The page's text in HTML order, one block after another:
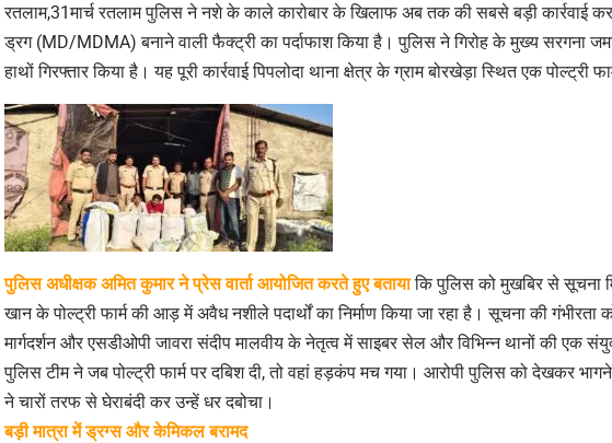
रतलाम,31मार्च रतलाम पुलिस ने नशे के काले कारोबार के खिलाफ अब तक की सबसे बड़ी कार्रवाई
ड्रग (MD/MDMA) बनाने वाली फैक्ट्री का पर्दाफाश किया है। पुलिस ने गिरोह के मुख्य सरगना
हाथों गिरफ्तार किया है। यह पूरी कार्रवाई पिपलोदा थाना क्षेत्र के ग्राम बोरखेड़ा स्थित एक पोल्ट्री
पुलिस अधीक्षक अमित कुमार ने प्रेस वार्ता आयोजित करते हुए बतायाकि पुलिस को मुखबिर से सूचना
खान के पोल्ट्री फार्म की आड़ में अवैध नशीले पदार्थों का निर्माण किया जा रहा है। सूचना की
मार्गदर्शन और एसडीओपी जावरा संदीप मालवीय के नेतृत्व में साइबर सेल और विभिन्न थानों की एक
पुलिस टीम ने जब पोल्ट्री फार्म पर दबिश दी, तो वहां हड़कंप मच गया। आरोपी पुलिस को देखकर
ने चारों तरफ से घेराबंदी कर उन्हें धर दबोचा।
बड़ी मात्रा में ड्रग्स और केमिकल बरामद